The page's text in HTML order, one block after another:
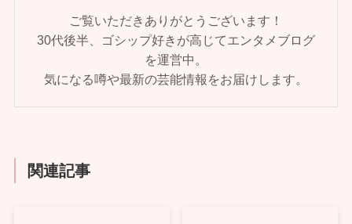
ご覧いただきありがとうございます！
30代後半、ゴシップ好きが高じてエンタメブログ
を運営中。
気になる噂や最新の芸能情報をお届けします。
関連記事